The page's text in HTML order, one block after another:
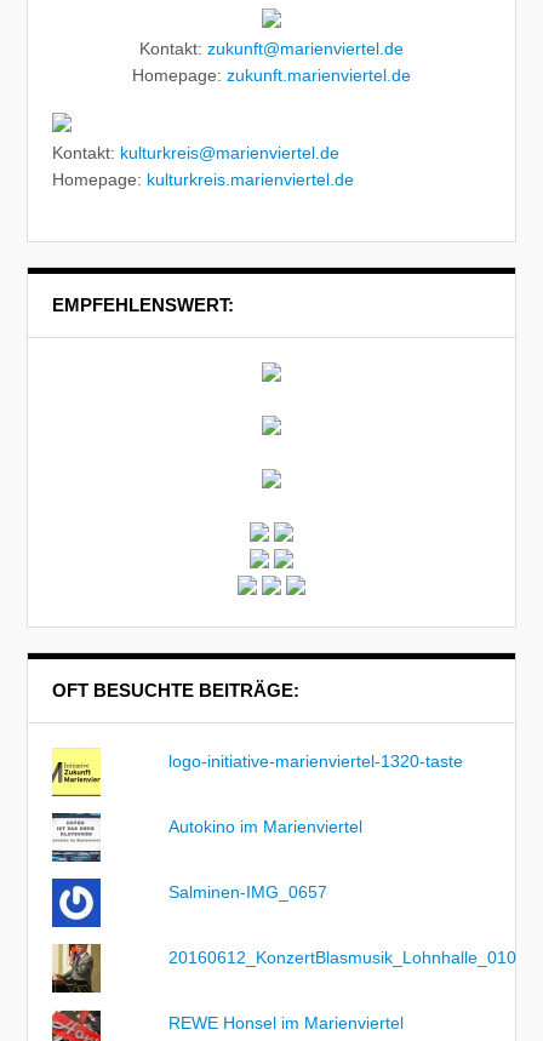
Kontakt: zukunft@marienviertel.de
Homepage: zukunft.marienviertel.de
Kontakt: kulturkreis@marienviertel.de
Homepage: kulturkreis.marienviertel.de
EMPFEHLENSWERT:
OFT BESUCHTE BEITRÄGE:
logo-initiative-marienviertel-1320-taste
Autokino im Marienviertel
Salminen-IMG_0657
20160612_KonzertBlasmusik_Lohnhalle_010
REWE Honsel im Marienviertel